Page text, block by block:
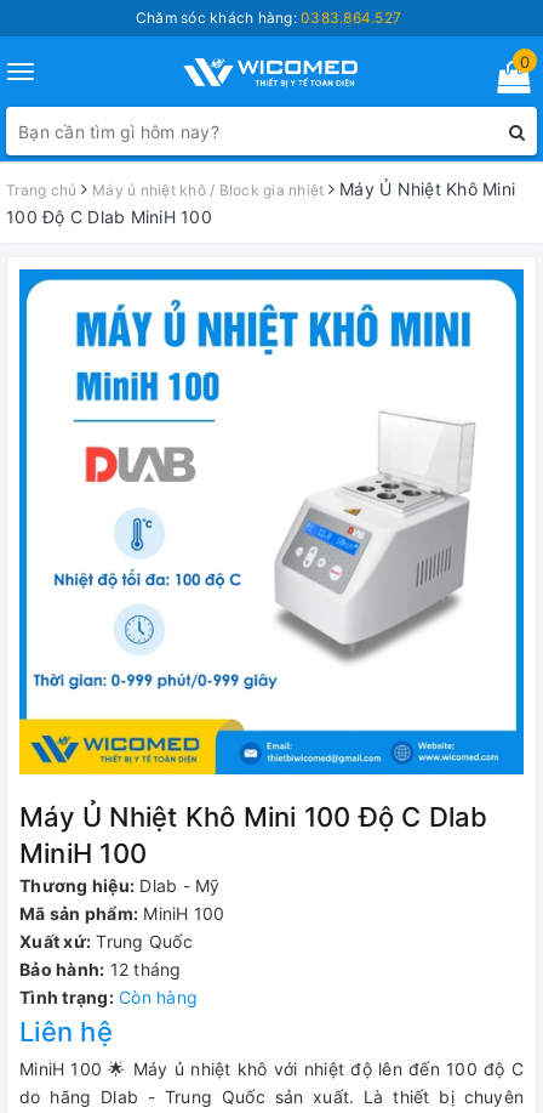
Chăm sóc khách hàng:0383.864.527
Toggle
navigation
0
Trang chủ Máy ủ nhiệt khô / Block gia nhiệt
Máy Ủ Nhiệt Khô Mini
100 Độ C Dlab MiniH 100
Máy Ủ Nhiệt Khô Mini 100 Độ C Dlab
MiniH 100
Thương hiệu: Dlab - Mỹ
Mã sản phẩm: MiniH 100
Xuất xứ: Trung Quốc
Bảo hành: 12 tháng
Tình trạng: Còn hàng
Liên hệ
MiniH 100 🌟 Máy ủ nhiệt khô với nhiệt độ lên đến 100 độ C
do hãng Dlab - Trung Quốc sản xuất. Là thiết bị chuyên